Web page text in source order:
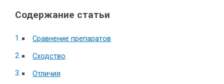
Содержание статьи
Сравнение препаратов
Сходство
Отличия